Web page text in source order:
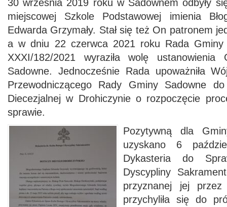
30 września 2019 roku w Sadownem odbyły
miejscowej Szkole Podstawowej imienia
Edwarda Grzymały. Stał się też On patronem
a w dniu 22 czerwca 2021 roku Rada Gminy
XXXI/182/2021 wyraziła wolę
Sadowne. Jednocześnie Rada upoważniła
Przewodniczącego Rady Gminy Sadowne
Diecezjalnej w Drohiczynie o rozpoczęcie
sprawie.
Pozytywną dla
uzyskano 6
Dykasteria do
Dyscypliny
przyznanej jej
przychyliła się do